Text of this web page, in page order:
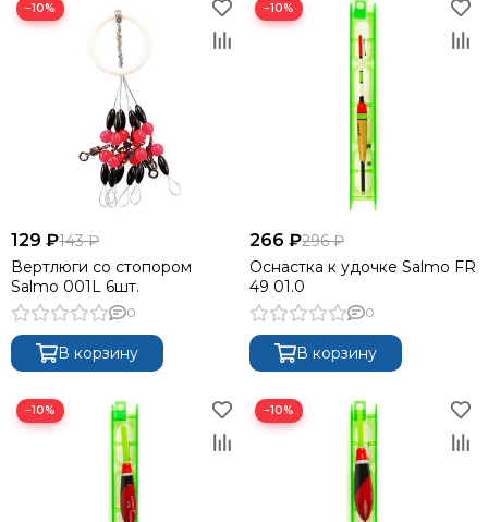
−10%
129 ₽143 ₽
Вертлюги со стопором
Salmo 001L 6шт.
0
В корзину
−10%
266 ₽296 ₽
Оснастка к удочке Salmo FR
49 01.0
0
В корзину
−10% −10%